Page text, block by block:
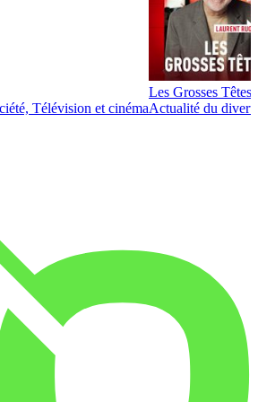
Télévision et cinéma
Les Grosses Têtes
Actualité du